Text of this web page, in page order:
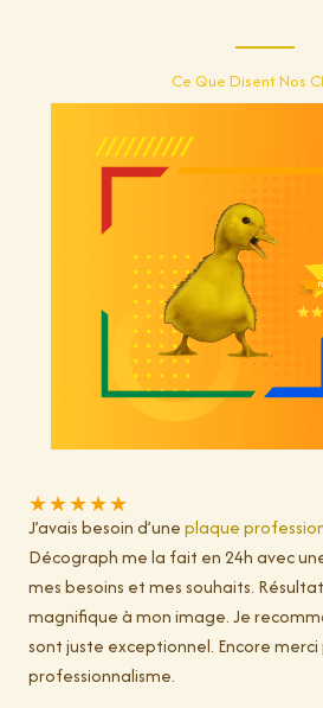
Ce Que Disent Nos
★★★★★
J’avais besoin d’uneplaque
Décograph me la fait en 24h avec
mes besoins et mes souhaits.
magnifique à mon image. Je
sont juste exceptionnel. Encore
professionnalisme.